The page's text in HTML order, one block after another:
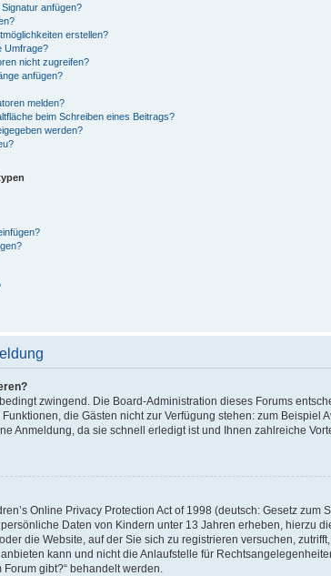
anfügen?
erstellen?
Umfrage?
nicht zugreifen?
anfügen?
melden?
beim Schreiben eines Beitrags?
werden?
zwingend. Die Board-Administration dieses Forums
die Gästen nicht zur Verfügung stehen: zum
Anmeldung, da sie schnell erledigt ist und Ihnen zahlreiche
Online Privacy Protection Act of 1998 (deutsch: Gesetz
Daten von Kindern unter 13 Jahren erheben, hierzu
die Website, auf der Sie sich zu registrieren versuchen,
kann und nicht die Anlaufstelle für
gibt?“ behandelt werden.